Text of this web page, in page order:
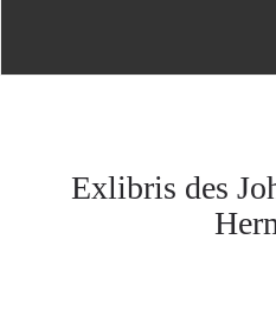
Exlibris des